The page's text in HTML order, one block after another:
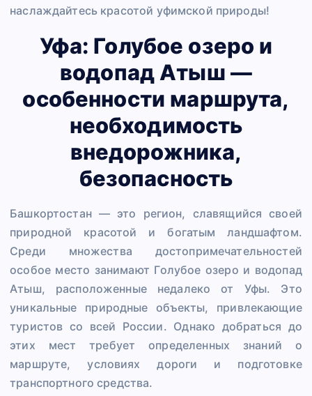
наслаждайтесь красотой уфимской природы!
Уфа: Голубое озеро и
водопад Атыш —
особенности маршрута,
необходимость
внедорожника,
безопасность
Башкортостан — это регион, славящийся своей
природной красотой и богатым ландшафтом.
Среди множества достопримечательностей
особое место занимают Голубое озеро и водопад
Атыш, расположенные недалеко от Уфы. Это
уникальные природные объекты, привлекающие
туристов со всей России. Однако добраться до
этих мест требует определенных знаний о
маршруте, условиях дороги и подготовке
транспортного средства.